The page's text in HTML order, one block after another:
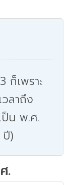
ก็เพราะ
ลาถึง
น พ.ศ.
ปี)
.